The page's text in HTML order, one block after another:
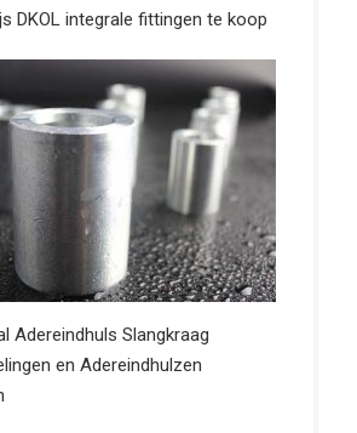
DKOL integrale fittingen te koop
Adereindhuls Slangkraag
en Adereindhulzen